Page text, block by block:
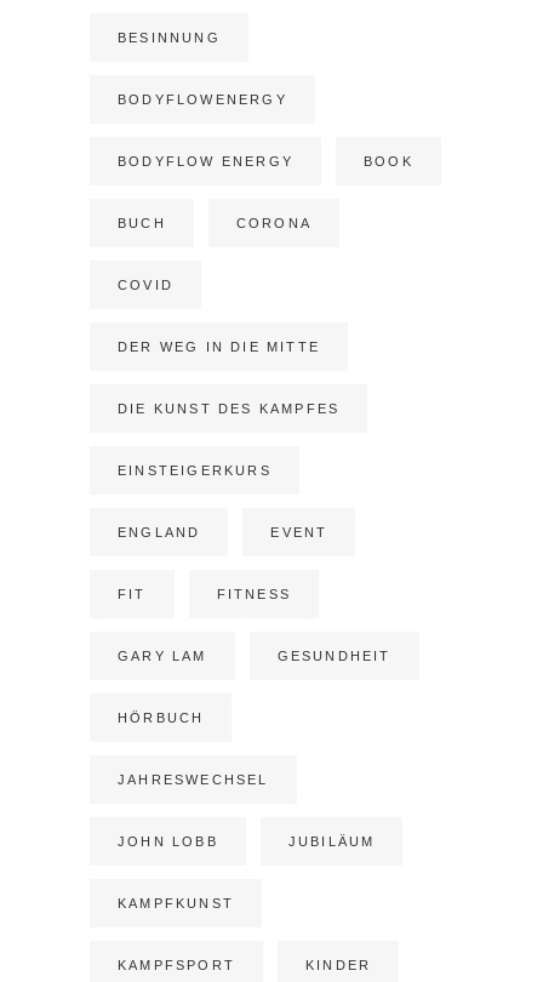
BESINNUNG
BODYFLOWENERGY
BODYFLOW ENERGY BOOK
BUCH CORONA
COVID
DER WEG IN DIE MITTE
DIE KUNST DES KAMPFES
EINSTEIGERKURS
ENGLAND EVENT
FIT FITNESS
GARY LAM GESUNDHEIT
HÖRBUCH
JAHRESWECHSEL
JOHN LOBB JUBILÄUM
KAMPFKUNST
KAMPFSPORT KINDER